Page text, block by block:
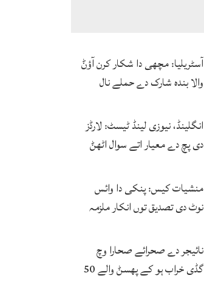
آسٹریلیا: مچھی دا شکار کرن آؤݨ
والا بندہ شارک دے حملے نال
انگلینڈ، نیوزی لینڈ ٹیسٹ: لارڈز
دی پچ دے معیار اتے سوال اٹھݨ
منشیات کیس: پنکی دا وائس
نوٹ دی تصدیق توں انکار ملزمہ
اجازت منگ لئی
نائیجر دے صحرائے صحارا وچ
گڈی خراب ہو کے پھسݨ والے 50